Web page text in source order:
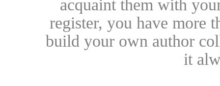
acquaint them with
register, you have more
build your own author
it